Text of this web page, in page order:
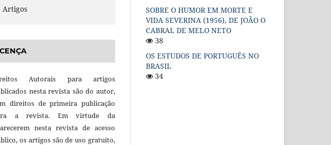
Artigos
Autorais para artigos
nesta revista são do autor,
direitos de primeira publicação
a revista. Em virtude da
nesta revista de acesso
os artigos são de uso gratuito,
SOBRE O HUMOR EM MORTE E
VIDA SEVERINA (1956), DE JOÃO O
CABRAL DE MELO NETO
38
OS ESTUDOS DE PORTUGUÊS NO
BRASIL
34